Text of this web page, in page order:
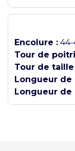
Encolure : 44-
Tour de
Tour de taille
Longueur de
Longueur de